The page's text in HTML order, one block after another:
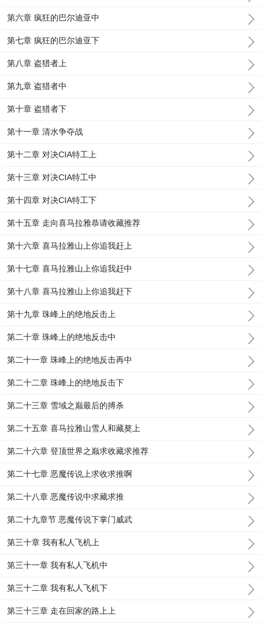
第六章 疯狂的巴尔迪亚中
第七章 疯狂的巴尔迪亚下
第八章 盗猎者上
第九章 盗猎者中
第十章 盗猎者下
第十一章 清水争夺战
第十二章 对决CIA特工上
第十三章 对决CIA特工中
第十四章 对决CIA特工下
第十五章 走向喜马拉雅恭请收藏推荐
第十六章 喜马拉雅山上你追我赶上
第十七章 喜马拉雅山上你追我赶中
第十八章 喜马拉雅山上你追我赶下
第十九章 珠峰上的绝地反击上
第二十章 珠峰上的绝地反击中
第二十一章 珠峰上的绝地反击再中
第二十二章 珠峰上的绝地反击下
第二十三章 雪域之巅最后的搏杀
第二十五章 喜马拉雅山雪人和藏獒上
第二十六章 登顶世界之巅求收藏求推荐
第二十七章 恶魔传说上求收求推啊
第二十八章 恶魔传说中求藏求推
第二十九章节 恶魔传说下掌门威武
第三十章 我有私人飞机上
第三十一章 我有私人飞机中
第三十二章 我有私人飞机下
第三十三章 走在回家的路上上